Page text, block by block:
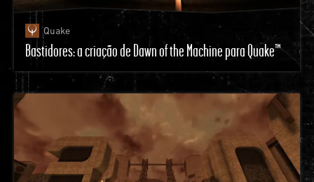
Quake
Bastidores: a criação de Dawn of the Machine para Quake™